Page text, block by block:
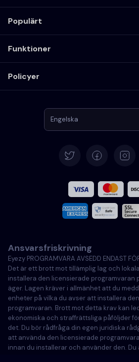
Populärt
Funktioner
Policyer
Engelska
Français
Italiano
Portugisiska
Türkçe
Polski
Ansvarsfriskrivning
Eyezy PROGRAMVARA AVSEDD ENDAST
Det är ett brott mot tillämplig lag och
installera den licensierade programvaran
äger. Lagen kräver i allmänhet att du
enheter på vilka du avser att installera
programvaran. Brott mot detta krav kan
ekonomiska och straffrättsliga påföljder
det. Du bör rådfråga din egen juridiska
att använda den licensierade
innan du installerar och använder den.
att installera den licensierade